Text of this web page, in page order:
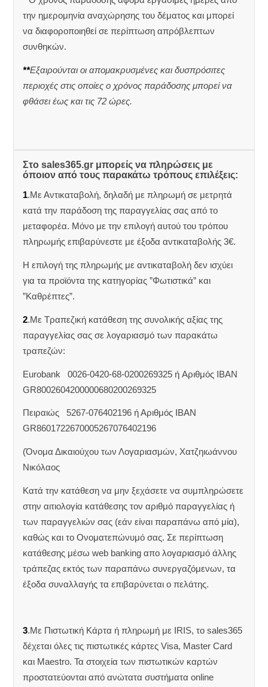
την ημερομηνία αναχώρησης του δέματος και μπορεί
να διαφοροποιηθεί σε περίπτωση απρόβλεπτων
συνθηκών.
**Εξαιρούνται οι απομακρυσμένες και δυσπρόσιτες
περιοχές στις οποίες ο χρόνος παράδοσης μπορεί να
φθάσει έως και τις 72 ώρες.
Στο sales365.gr μπορείς να πληρώσεις με
όποιον από τους παρακάτω τρόπους επιλέξεις:
1.Με Αντικαταβολή, δηλαδή με πληρωμή σε μετρητά
κατά την παράδοση της παραγγελίας σας από το
μεταφορέα. Μόνο με την επιλογή αυτού του τρόπου
πληρωμής επιβαρύνεστε με έξοδα αντικαταβολής 3€.
Η επιλογή της πληρωμής με αντικαταβολή δεν ισχύει
για τα προϊόντα της κατηγορίας ”Φωτιστικά” και
”Καθρέπτες”.
2.Με Τραπεζική κατάθεση της συνολικής αξίας της
παραγγελίας σας σε λογαριασμό των παρακάτω
τραπεζών:
Eurobank 0026-0420-68-0200269325 ή Aριθμός IBAN
GR8002604200000680200269325
Πειραιώς 5267-076402196 ή Αριθμός IBAN
GR8601722670005267076402196
(Όνομα Δικαιούχου των Λογαριασμών, Χατζηιωάννου
Νικόλαος
Κατά την κατάθεση να μην ξεχάσετε να συμπληρώσετε
στην αιτιολογία κατάθεσης τον αριθμό παραγγελίας ή
των παραγγελιών σας (εάν είναι παραπάνω από μία),
καθώς και το Ονοματεπώνυμό σας. Σε περίπτωση
κατάθεσης μέσω web banking απο λογαριασμό άλλης
τράπεζας εκτός των παραπάνω συνεργαζόμενων, τα
έξοδα συναλλαγής τα επιβαρύνεται ο πελάτης.
3.Με Πιστωτική Κάρτα ή πληρωμή με IRIS, το sales365
δέχεται όλες τις πιστωτικές κάρτες Visa, Master Card
και Maestro. Τα στοιχεία των πιστωτικών καρτών
προστατεύονται από ανώτατα συστήματα online